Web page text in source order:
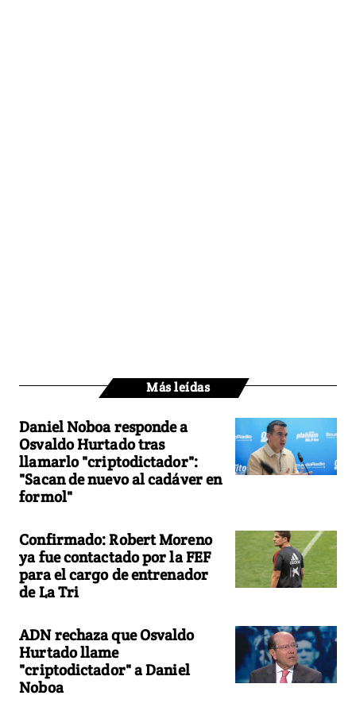
Más leídas
Daniel Noboa responde a
Osvaldo Hurtado tras
llamarlo "criptodictador":
"Sacan de nuevo al cadáver en
formol"
Confirmado: Robert Moreno
ya fue contactado por la FEF
para el cargo de entrenador
de La Tri
ADN rechaza que Osvaldo
Hurtado llame
"criptodictador" a Daniel
Noboa